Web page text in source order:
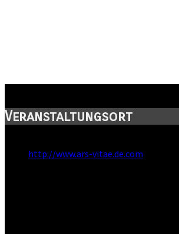
Veranstaltungsort
http://www.ars-vitae.de.com